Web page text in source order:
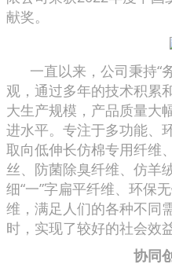
献奖。
一直以来，公司秉持“
观，通过多年的技术积累
大生产规模，产品质量大
进水平。专注于多功能、
取向低伸长仿棉专用纤维
丝、防菌除臭纤维、仿羊
细“一”字扁平纤维、环保
维，满足人们的各种不同
时，实现了较好的社会效益
协同